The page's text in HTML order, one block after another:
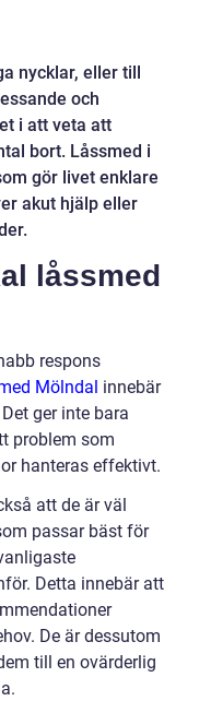
nycklar, eller till
och
i att veta att
bort. Låssmed i
gör livet enklare
akut hjälp eller
låssmed
respons
Mölndal innebär
ger inte bara
problem som
hanteras effektivt.
att de är väl
passar bäst för
Detta innebär att
De är dessutom
till en ovärderlig